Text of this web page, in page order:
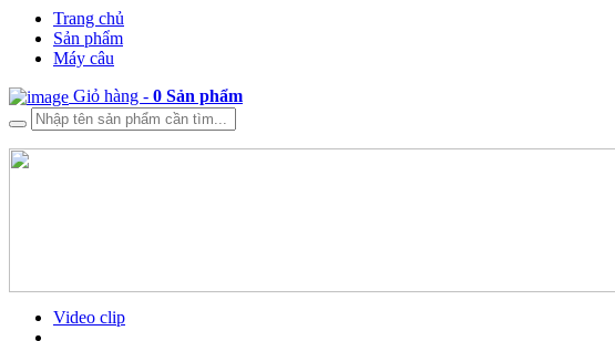
Trang chủ
Sản phẩm
Máy câu
Giỏ hàng - 0 Sản phẩm
Video clip